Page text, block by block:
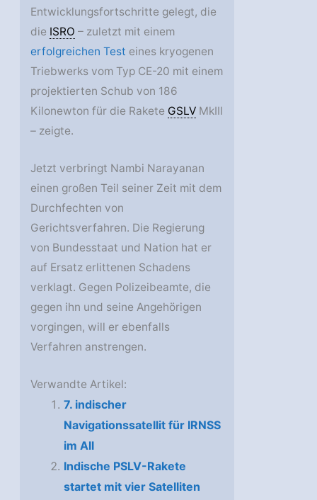
Entwicklungsfortschritte gelegt, die
die ISRO – zuletzt mit einem
erfolgreichen Test eines kryogenen
Triebwerks vom Typ CE-20 mit einem
projektierten Schub von 186
Kilonewton für die Rakete GSLV MkIII
– zeigte.
Jetzt verbringt Nambi Narayanan
einen großen Teil seiner Zeit mit dem
Durchfechten von
Gerichtsverfahren. Die Regierung
von Bundesstaat und Nation hat er
auf Ersatz erlittenen Schadens
verklagt. Gegen Polizeibeamte, die
gegen ihn und seine Angehörigen
vorgingen, will er ebenfalls
Verfahren anstrengen.
Verwandte Artikel:
7. indischer
Navigationssatellit für IRNSS
im All
Indische PSLV-Rakete
startet mit vier Satelliten